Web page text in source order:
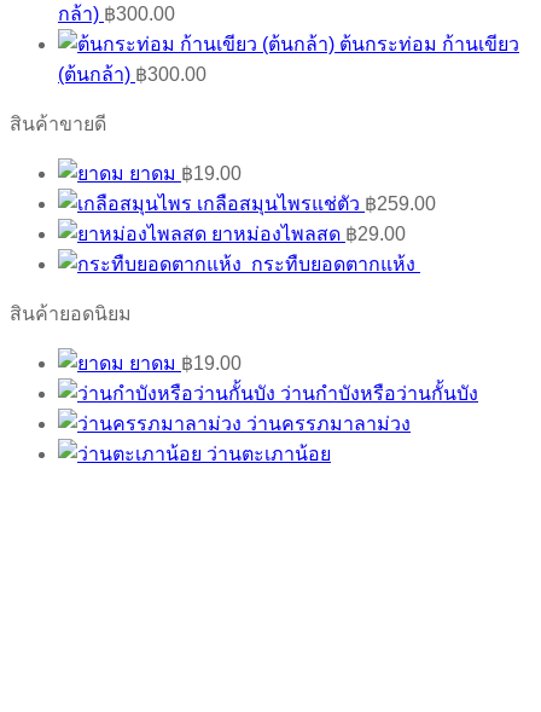
กล้า) ฿300.00
ต้นกระท่อม ก้านเขียว
(ต้นกล้า) ฿300.00
สินค้าขายดี
ยาดม ฿19.00
เกลือสมุนไพรแช่ตัว ฿259.00
ยาหม่องไพลสด ฿29.00
กระทืบยอดตากแห้ง
สินค้ายอดนิยม
ยาดม ฿19.00
ว่านกำบังหรือว่านกั้นบัง
ว่านครรภมาลาม่วง
ว่านตะเภาน้อย